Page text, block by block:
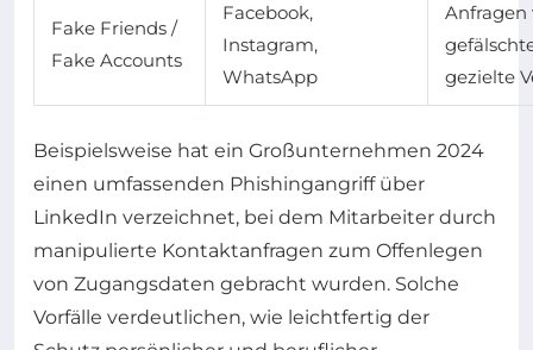
Fake Friends /
Fake Accounts
Facebook,
Instagram,
WhatsApp
Anfragen
gezielte
Beispielsweise hat ein Großunternehmen 2024
einen umfassenden Phishingangriff über
LinkedIn verzeichnet, bei dem Mitarbeiter durch
manipulierte Kontaktanfragen zum Offenlegen
von Zugangsdaten gebracht wurden. Solche
Vorfälle verdeutlichen, wie leichtfertig der